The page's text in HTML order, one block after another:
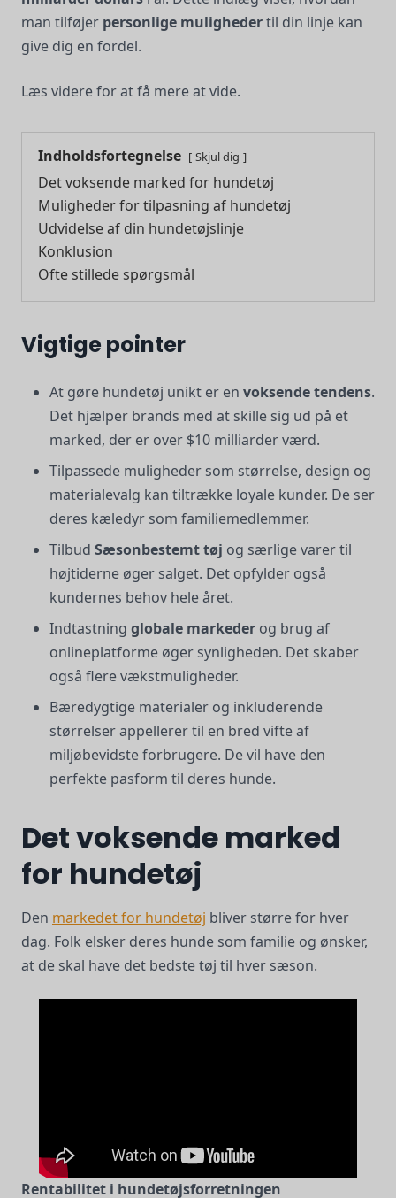
man tilføjer personlige mulighedertil din linje kan
give dig en fordel.
Læs videre for at få mere at vide.
Indholdsfortegnelse Skjul dig
Det voksende marked for hundetøj
Muligheder for tilpasning af hundetøj
Udvidelse af din hundetøjslinje
Konklusion
Ofte stillede spørgsmål
Vigtige pointer
At gøre hundetøj unikt er en voksende tendens.
Det hjælper brands med at skille sig ud på et
marked, der er over $10 milliarder værd.
Tilpassede muligheder som størrelse, design og
materialevalg kan tiltrække loyale kunder. De ser
deres kæledyr som familiemedlemmer.
Tilbud Sæsonbestemt tøj og særlige varer til
højtiderne øger salget. Det opfylder også
kundernes behov hele året.
Indtastning globale markeder og brug af
onlineplatforme øger synligheden. Det skaber
også flere vækstmuligheder.
Bæredygtige materialer og inkluderende
størrelser appellerer til en bred vifte af
miljøbevidste forbrugere. De vil have den
perfekte pasform til deres hunde.
Det voksende marked
for hundetøj
Den markedet for hundetøj bliver større for hver
dag. Folk elsker deres hunde som familie og ønsker,
at de skal have det bedste tøj til hver sæson.
Rentabilitet i hundetøjsforretningen